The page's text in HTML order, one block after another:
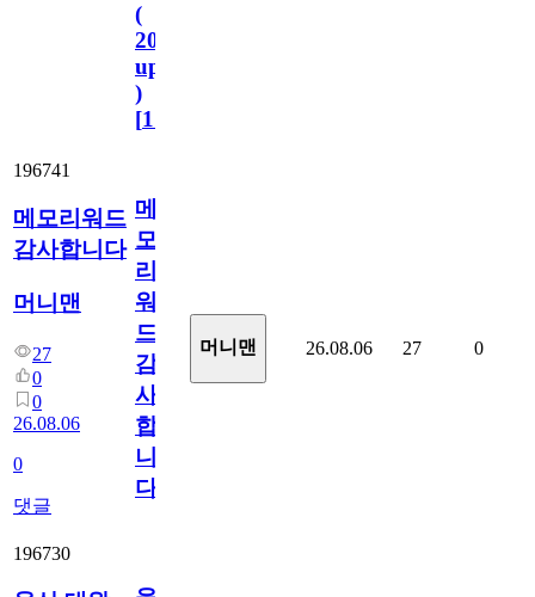
(
2023.11.1
update
)
[110
196741
메모리워드
감사합니다
머니맨
27
0
0
26.08.06
0
댓글
메
모
리
워
드
감
사
합
니
다
머니맨 26.08.06 27 0
196730